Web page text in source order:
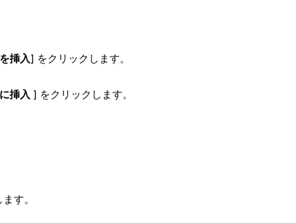
挿入] をクリックします。
挿入 ] をクリックします。
す。